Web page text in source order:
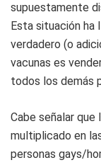
supuestamente
Esta situación ha
verdadero (o
vacunas es
todos los demás
Cabe señalar que
multiplicado en
personas gays/